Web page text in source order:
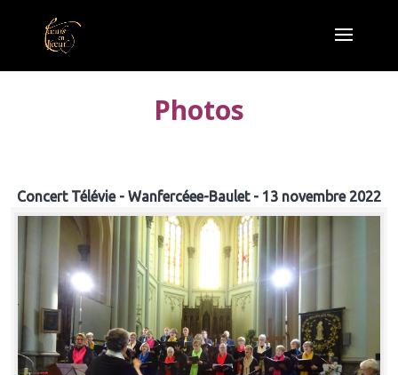
Photos
Concert Télévie - Wanfercéee-Baulet - 13 novembre 2022